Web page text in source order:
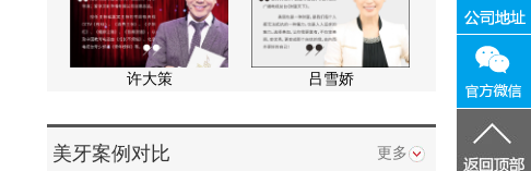
许大策 吕雪娇
美牙案例对比 更多